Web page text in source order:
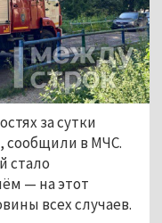
за сутки
сообщили в МЧС.
стало
— на этот
всех случаев.